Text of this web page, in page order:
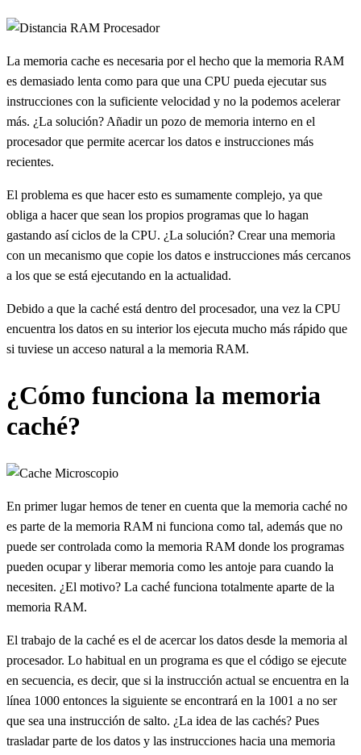
La memoria cache es necesaria por el hecho que la memoria RAM
es demasiado lenta como para que una CPU pueda ejecutar sus
instrucciones con la suficiente velocidad y no la podemos acelerar
más. ¿La solución? Añadir un pozo de memoria interno en el
procesador que permite acercar los datos e instrucciones más
recientes.
El problema es que hacer esto es sumamente complejo, ya que
obliga a hacer que sean los propios programas que lo hagan
gastando así ciclos de la CPU. ¿La solución? Crear una memoria
con un mecanismo que copie los datos e instrucciones más cercanos
a los que se está ejecutando en la actualidad.
Debido a que la caché está dentro del procesador, una vez la CPU
encuentra los datos en su interior los ejecuta mucho más rápido que
si tuviese un acceso natural a la memoria RAM.
¿Cómo funciona la memoria
caché?
En primer lugar hemos de tener en cuenta que la memoria caché no
es parte de la memoria RAM ni funciona como tal, además que no
puede ser controlada como la memoria RAM donde los programas
pueden ocupar y liberar memoria como les antoje para cuando la
necesiten. ¿El motivo? La caché funciona totalmente aparte de la
memoria RAM.
El trabajo de la caché es el de acercar los datos desde la memoria al
procesador. Lo habitual en un programa es que el código se ejecute
en secuencia, es decir, que si la instrucción actual se encuentra en la
línea 1000 entonces la siguiente se encontrará en la 1001 a no ser
que sea una instrucción de salto. ¿La idea de las cachés? Pues
trasladar parte de los datos y las instrucciones hacia una memoria